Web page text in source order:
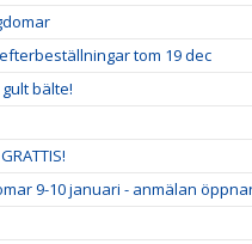
tom 19 dec
bälte!
9-10 januari - anmälan